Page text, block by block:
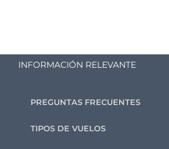
INFORMACIÓN RELEVANTE
PREGUNTAS FRECUENTES
TIPOS DE VUELOS